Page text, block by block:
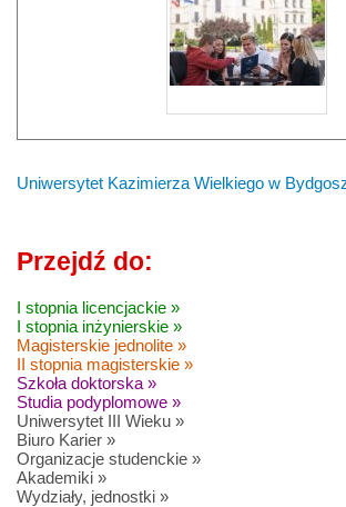
Uniwersytet Kazimierza Wielkiego w
Przejdź do:
I stopnia licencjackie »
I stopnia inżynierskie »
Magisterskie jednolite »
II stopnia magisterskie »
Szkoła doktorska »
Studia podyplomowe »
Uniwersytet III Wieku »
Biuro Karier »
Organizacje studenckie »
Akademiki »
Wydziały, jednostki »